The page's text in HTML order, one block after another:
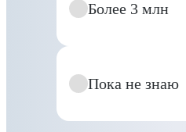
Более 3 млн
Пока не знаю